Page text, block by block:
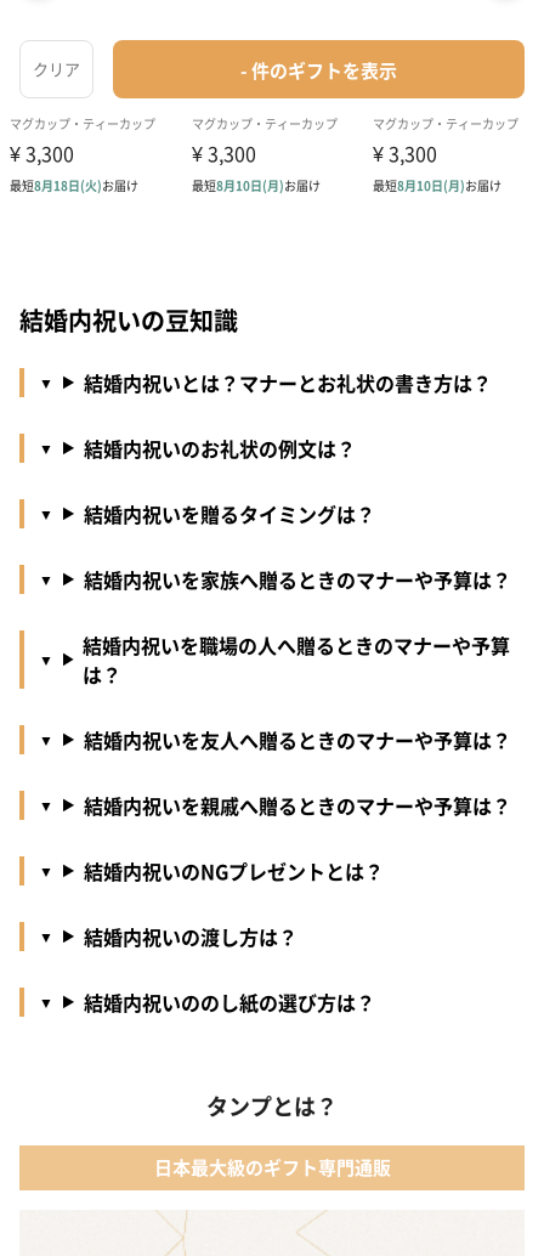
結婚内祝いの豆知識
結婚内祝いとは？マナーとお礼状の書き方は？
結婚内祝いのお礼状の例文は？
結婚内祝いを贈るタイミングは？
結婚内祝いを家族へ贈るときのマナーや予算は？
結婚内祝いを職場の人へ贈るときのマナーや予算
は？
結婚内祝いを友人へ贈るときのマナーや予算は？
結婚内祝いを親戚へ贈るときのマナーや予算は？
結婚内祝いのNGプレゼントとは？
結婚内祝いの渡し方は？
結婚内祝いののし紙の選び方は？
タンプとは？
日本最大級のギフト専門通販